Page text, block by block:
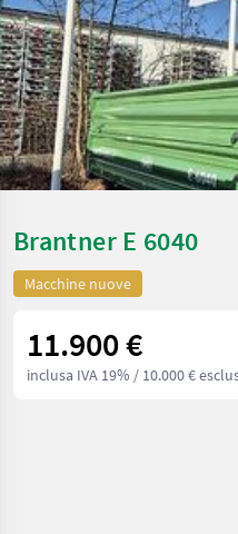
Brantner E 6040
Macchine nuove
11.900 €
inclusa IVA 19% / 10.000 €